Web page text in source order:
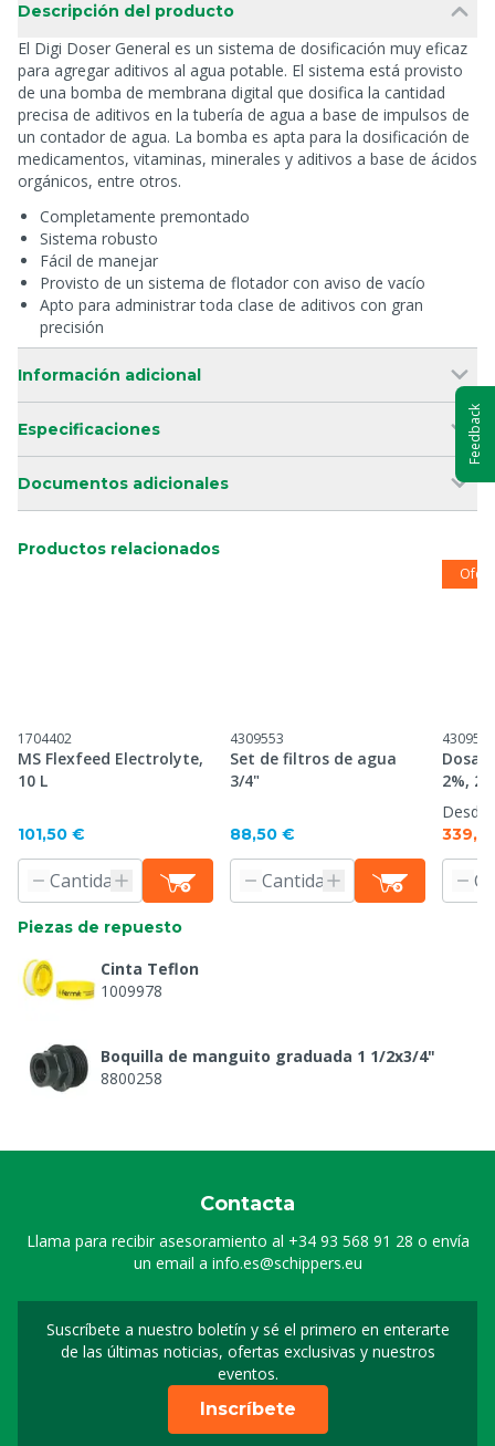
Descripción del producto
El Digi Doser General es un sistema de dosificación muy eficaz
para agregar aditivos al agua potable. El sistema está provisto
de una bomba de membrana digital que dosifica la cantidad
precisa de aditivos en la tubería de agua a base de impulsos de
un contador de agua. La bomba es apta para la dosificación de
medicamentos, vitaminas, minerales y aditivos a base de ácidos
orgánicos, entre otros.
Completamente premontado
Sistema robusto
Fácil de manejar
Provisto de un sistema de flotador con aviso de vacío
Apto para administrar toda clase de aditivos con gran
precisión
Información adicional
Especificaciones
Documentos adicionales
Productos relacionados
1704402
MS Flexfeed Electrolyte,
10 L
101,50 €
4309553
Set de filtros de agua
3/4"
88,50 €
4309570
2%,
Desde
Piezas de repuesto
Cinta Teflon
1009978
Boquilla de manguito graduada 1 1/2x3/4"
8800258
Desagüe Digi Doser, pvc, 2,5 m³/h
8800267
8800282
Placa de montaje para Digi Doser
Contacta
Llama para recibir asesoramiento al +34 93 568 91 28 o envía
un email a info.es@schippers.eu
Suscríbete a nuestro boletín y sé el primero en enterarte
de las últimas noticias, ofertas exclusivas y nuestros
eventos.
Suscripción a nuestro
Inscríbete
Feedback